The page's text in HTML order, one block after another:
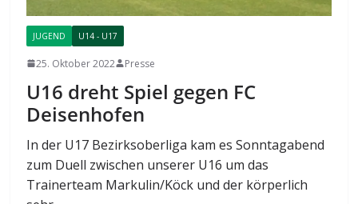
JUGEND U14 - U17
25. Oktober 2022 Presse
U16 dreht Spiel gegen FC
Deisenhofen
In der U17 Bezirksoberliga kam es Sonntagabend
zum Duell zwischen unserer U16 um das
Trainerteam Markulin/Köck und der körperlich